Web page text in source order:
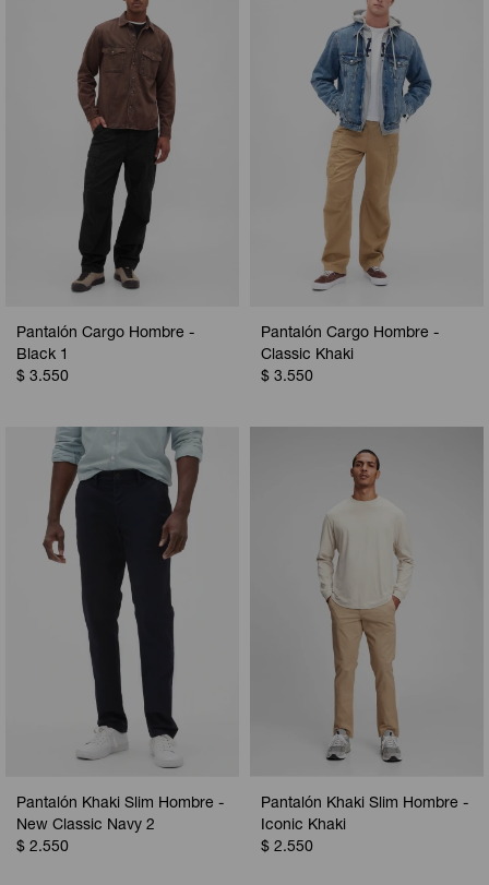
Pantalón Cargo Hombre -
Black 1
$ 3.550
Pantalón Cargo Hombre -
Classic Khaki
$ 3.550
Pantalón Khaki Slim Hombre -
New Classic Navy 2
$ 2.550
Pantalón Khaki Slim Hombre -
Iconic Khaki
$ 2.550
Camperas
Musculosas
Shorts
Vestidos y polleras
Pijamas
Camperas
Chalecos
Shorts
Ropa interior
Polos
Camperas
Chalecos
Ropa interior
Pijamas
Camperas
Pijamas